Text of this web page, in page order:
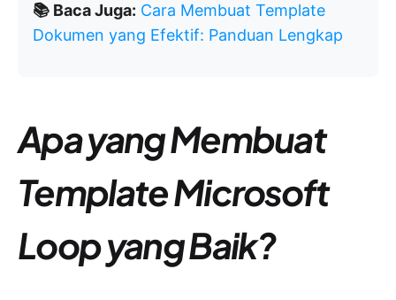
📚 Baca Juga: Cara Membuat Template
Dokumen yang Efektif: Panduan Lengkap
Apa yang Membuat
Template Microsoft
Loop yang Baik?